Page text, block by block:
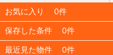
お気に入り
0件
保存した条件
0件
最近見た物件
0件